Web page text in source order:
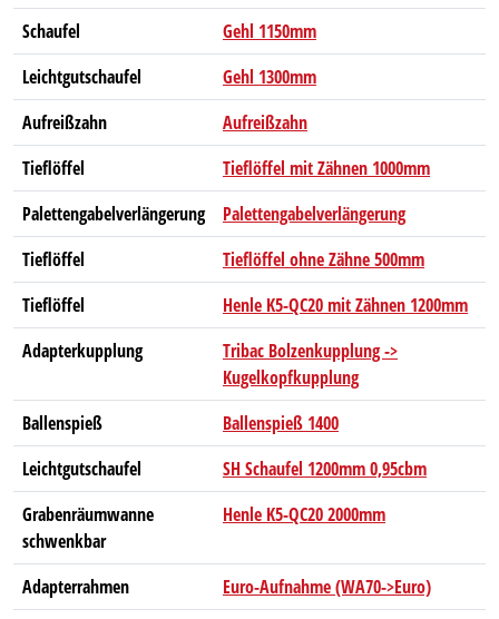
Schaufel
Gehl 1150mm
Leichtgutschaufel
Gehl 1300mm
Aufreißzahn
Aufreißzahn
Tieflöffel
Tieflöffel mit Zähnen 1000mm
Palettengabelverlängerung
Palettengabelverlängerung
Tieflöffel
Tieflöffel ohne Zähne 500mm
Tieflöffel
Henle K5-QC20 mit Zähnen 1200mm
Adapterkupplung
Tribac Bolzenkupplung ->
Kugelkopfkupplung
Ballenspieß
Ballenspieß 1400
Leichtgutschaufel
SH Schaufel 1200mm 0,95cbm
Grabenräumwanne
schwenkbar
Henle K5-QC20 2000mm
Adapterrahmen
Euro-Aufnahme (WA70->Euro)